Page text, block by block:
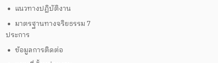
แนวทางปฏิบัติงาน
มาตรฐานทางจริยธรรม 7
ประการ
ข้อมูลการติดต่อ